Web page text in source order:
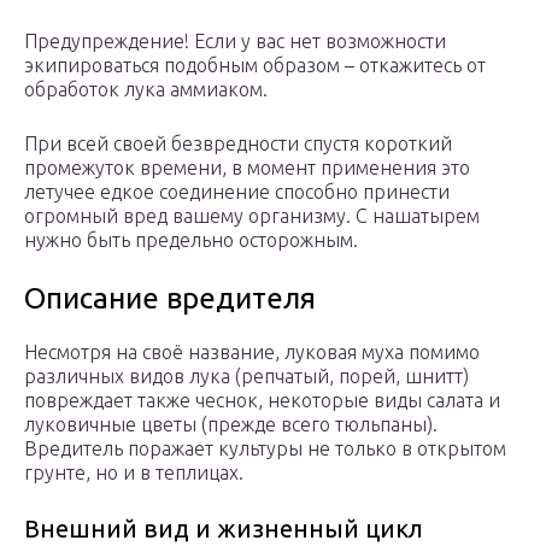
Предупреждение! Если у вас нет возможности
экипироваться подобным образом – откажитесь от
обработок лука аммиаком.
При всей своей безвредности спустя короткий
промежуток времени, в момент применения это
летучее едкое соединение способно принести
огромный вред вашему организму. С нашатырем
нужно быть предельно осторожным.
Описание вредителя
Несмотря на своё название, луковая муха помимо
различных видов лука (репчатый, порей, шнитт)
повреждает также чеснок, некоторые виды салата и
луковичные цветы (прежде всего тюльпаны).
Вредитель поражает культуры не только в открытом
грунте, но и в теплицах.
Внешний вид и жизненный цикл